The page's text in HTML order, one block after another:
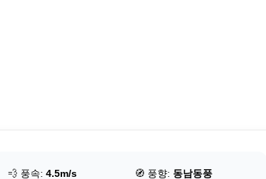
💨 풍속: 4.5m/s 🧭 풍향: 동남동풍